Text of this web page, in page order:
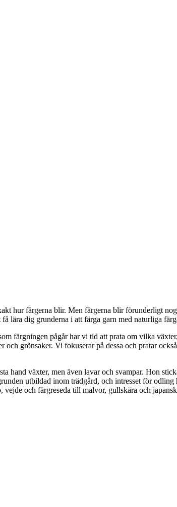
hur färgerna blir. Men färgerna blir förunderligt
lära dig grunderna i att färga garn med naturliga
färgningen pågår har vi tid att prata om vilka
grönsaker. Vi fokuserar på dessa och pratar
hand växter, men även lavar och svampar. Hon
utbildad inom trädgård, och intresset för odling
och färgreseda till malvor, gullskära och